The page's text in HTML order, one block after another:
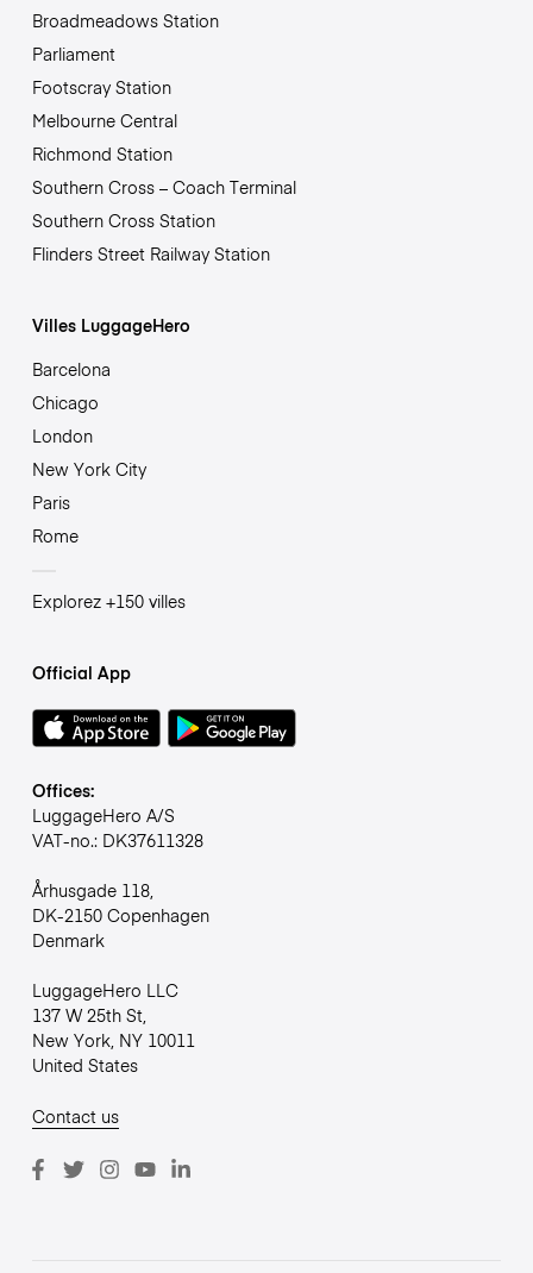
Broadmeadows Station
Parliament
Footscray Station
Melbourne Central
Richmond Station
Southern Cross – Coach Terminal
Southern Cross Station
Flinders Street Railway Station
Villes LuggageHero
Barcelona
Chicago
London
New York City
Paris
Rome
Explorez +150 villes
Official App
Offices:
LuggageHero A/S
VAT-no.: DK37611328
Århusgade 118,
DK-2150 Copenhagen
Denmark
LuggageHero LLC
137 W 25th St,
New York, NY 10011
United States
Contact us